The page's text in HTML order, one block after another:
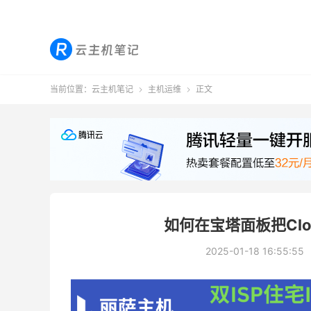
当前位置： 云主机笔记  主机运维  正文
如何在宝塔面板把
2025-01-18 16:55:55